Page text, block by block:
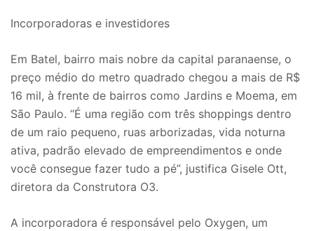
Incorporadoras e investidores
Em Batel, bairro mais nobre da capital paranaense, o
preço médio do metro quadrado chegou a mais de R$
16 mil, à frente de bairros como Jardins e Moema, em
São Paulo. “É uma região com três shoppings dentro
de um raio pequeno, ruas arborizadas, vida noturna
ativa, padrão elevado de empreendimentos e onde
você consegue fazer tudo a pé”, justifica Gisele Ott,
diretora da Construtora O3.
A incorporadora é responsável pelo Oxygen, um